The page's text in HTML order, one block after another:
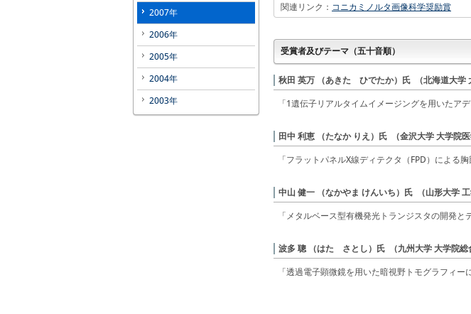
関連リンク： コニカミノルタ画像科学奨励賞
受賞者及びテーマ（五十音順）
秋田 英万 （あきた ひでたか）氏 （北海道大学
「1遺伝子リアルタイムイメージングを用いたア
田中 利恵 （たなか りえ）氏 （金沢大学 大学院
「フラットパネルX線ディテクタ（FPD）による
中山 健一 （なかやま けんいち）氏 （山形大学
「メタルベース型有機発光トランジスタの開発と
波多 聰 （はた さとし）氏 （九州大学 大学院総
「透過電子顕微鏡を用いた暗視野トモグラフィー
2007年
2006年
2005年
2004年
2003年